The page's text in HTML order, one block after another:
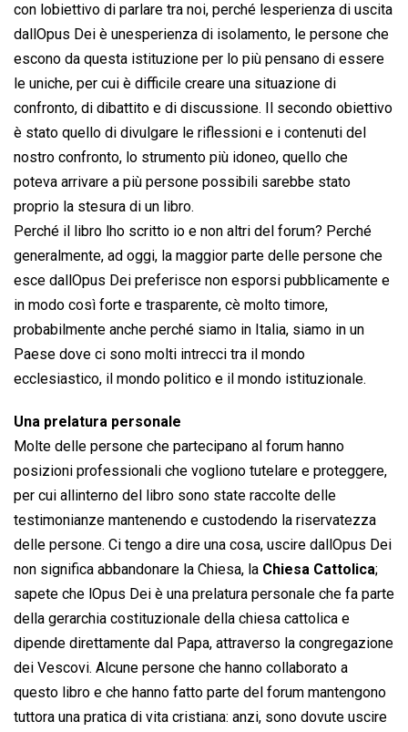
con lobiettivo di parlare tra noi, perché lesperienza di uscita
dallOpus Dei è unesperienza di isolamento, le persone che
escono da questa istituzione per lo più pensano di essere
le uniche, per cui è difficile creare una situazione di
confronto, di dibattito e di discussione. Il secondo obiettivo
è stato quello di divulgare le riflessioni e i contenuti del
nostro confronto, lo strumento più idoneo, quello che
poteva arrivare a più persone possibili sarebbe stato
proprio la stesura di un libro.
Perché il libro lho scritto io e non altri del forum? Perché
generalmente, ad oggi, la maggior parte delle persone che
esce dallOpus Dei preferisce non esporsi pubblicamente e
in modo così forte e trasparente, cè molto timore,
probabilmente anche perché siamo in Italia, siamo in un
Paese dove ci sono molti intrecci tra il mondo
ecclesiastico, il mondo politico e il mondo istituzionale.
Una prelatura personale
Molte delle persone che partecipano al forum hanno
posizioni professionali che vogliono tutelare e proteggere,
per cui allinterno del libro sono state raccolte delle
testimonianze mantenendo e custodendo la riservatezza
delle persone. Ci tengo a dire una cosa, uscire dallOpus Dei
non significa abbandonare la Chiesa, la Chiesa Cattolica;
sapete che lOpus Dei è una prelatura personale che fa parte
della gerarchia costituzionale della chiesa cattolica e
dipende direttamente dal Papa, attraverso la congregazione
dei Vescovi. Alcune persone che hanno collaborato a
questo libro e che hanno fatto parte del forum mantengono
tuttora una pratica di vita cristiana: anzi, sono dovute uscire